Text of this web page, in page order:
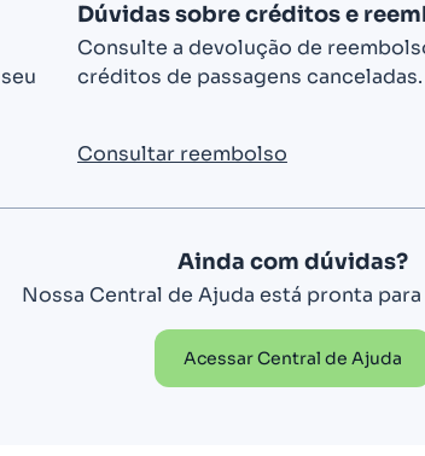
Dúvidas sobre créditos e
Consulte a devolução de
créditos de passagens canceladas.
Consultar reembolso
Ainda com dúvidas?
Nossa Central de Ajuda está pronta
Acessar Central de Ajuda